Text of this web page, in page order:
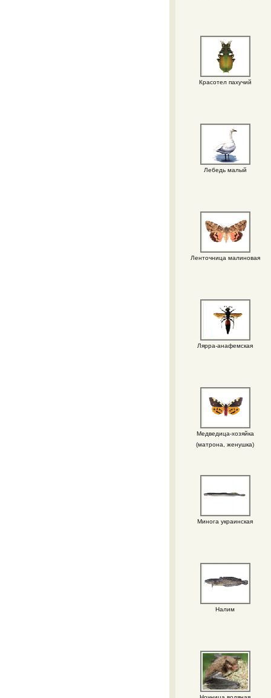
Красотел пахучий
Лебедь малый
Ленточница малиновая
Лярра-анафемская
Медведица-хозяйка
(матрона, женушка)
Минога украинская
Налим